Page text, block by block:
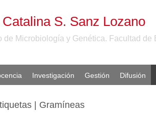
S. Sanz Lozano
de Microbiología y Genética. Facultad de
Investigación Gestión Difusión
| Gramíneas